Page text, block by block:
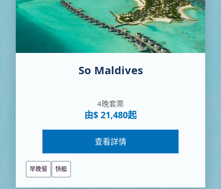
So Maldives
4晚套票
由$ 21,480起
查看詳情
早晚餐 快艇